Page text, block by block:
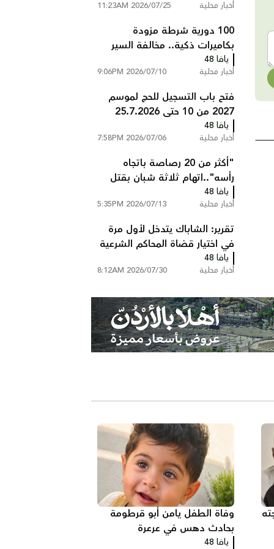
أخبار محلية 2026/07/25 11:23AM
100 دورية شرطة مزودة
بكاميرات ذكية.. مخالفة السير
تصلك إلى المنزل دون أن تتوقف
يافا 48
أخبار محلية 2026/07/10 9:06PM
فتح باب التسجيل للحج لموسم
2027 من 10 حتى 25.7.2026
يافا 48
أخبار محلية 2026/07/06 7:58PM
"أكثر من 20 رصاصة باتجاه
رأسه"..اتهام ثلاثة شبان بقتل
عبد السلام ابو عصب من
شعفاط
يافا 48
أخبار محلية 2026/07/13 5:35PM
تقرير: الشاباك يتدخل لأول مرة
في اختيار قضاة المحاكم الشرعية
ويستبعد مرشحين
يافا 48
أخبار محلية 2026/07/30 8:12AM
وفاة الطفل يامن أبو قرطومة
بحادث دهس في عرعرة
يافا 48